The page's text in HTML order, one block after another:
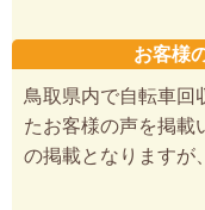
お客様
鳥取県内で自転車回
たお客様の声を掲載
の掲載となりますが